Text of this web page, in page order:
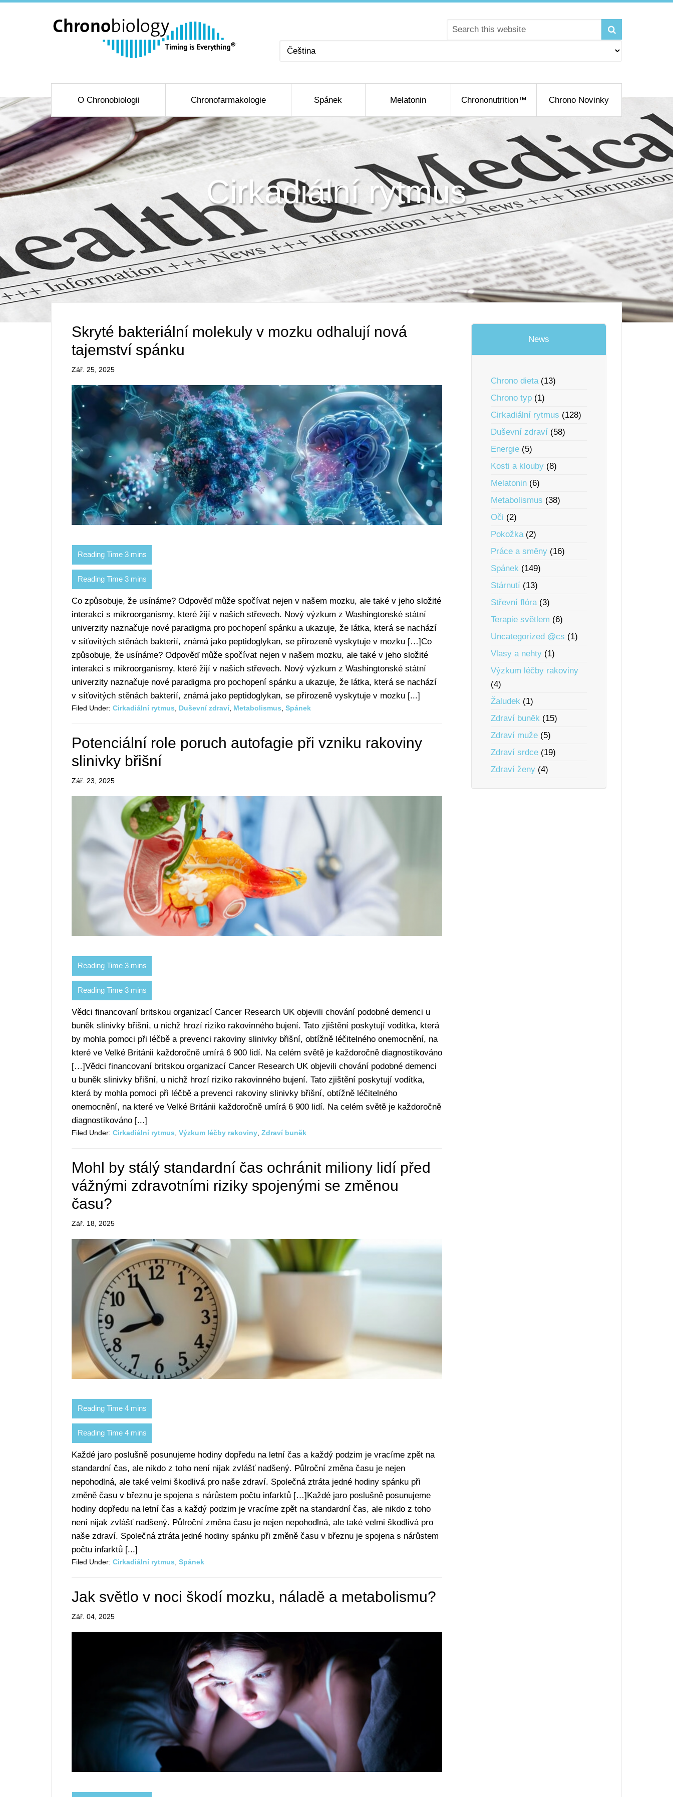
Zvolte
O Chronobiologii Chronofarmakologie Spánek Melatonin Chrononutrition™ Chrono Novinky
Cirkadiální rytmus
Skryté bakteriální molekuly v mozku odhalují nová
tajemství spánku
Zář. 25, 2025
Co způsobuje, že usínáme? Odpověď může spočívat nejen v našem mozku, ale také v jeho složité
interakci s mikroorganismy, které žijí v našich střevech. Nový výzkum z Washingtonské státní
univerzity naznačuje nové paradigma pro pochopení spánku a ukazuje, že látka, která se nachází
v síťovitých stěnách bakterií, známá jako peptidoglykan, se přirozeně vyskytuje v mozku […]Co
způsobuje, že usínáme? Odpověď může spočívat nejen v našem mozku, ale také v jeho složité
interakci s mikroorganismy, které žijí v našich střevech. Nový výzkum z Washingtonské státní
univerzity naznačuje nové paradigma pro pochopení spánku a ukazuje, že látka, která se nachází
v síťovitých stěnách bakterií, známá jako peptidoglykan, se přirozeně vyskytuje v mozku [...]
Filed Under: Cirkadiální rytmus Duševní zdraví Metabolismus Spánek
Potenciální role poruch autofagie při vzniku rakoviny
slinivky břišní
Zář. 23, 2025
Vědci financovaní britskou organizací Cancer Research UK objevili chování podobné demenci u
buněk slinivky břišní, u nichž hrozí riziko rakovinného bujení. Tato zjištění poskytují vodítka, která
by mohla pomoci při léčbě a prevenci rakoviny slinivky břišní, obtížně léčitelného onemocnění, na
které ve Velké Británii každoročně umírá 6 900 lidí. Na celém světě je každoročně diagnostikováno
[…]Vědci financovaní britskou organizací Cancer Research UK objevili chování podobné demenci
u buněk slinivky břišní, u nichž hrozí riziko rakovinného bujení. Tato zjištění poskytují vodítka,
která by mohla pomoci při léčbě a prevenci rakoviny slinivky břišní, obtížně léčitelného
onemocnění, na které ve Velké Británii každoročně umírá 6 900 lidí. Na celém světě je každoročně
diagnostikováno [...]
Filed Under: Cirkadiální rytmus Výzkum léčby rakoviny Zdraví bunĕk
Mohl by stálý standardní čas ochránit miliony lidí před
vážnými zdravotními riziky spojenými se změnou
času?
Zář. 18, 2025
Každé jaro poslušně posunujeme hodiny dopředu na letní čas a každý podzim je vracíme zpět na
standardní čas, ale nikdo z toho není nijak zvlášť nadšený. Půlroční změna času je nejen
nepohodlná, ale také velmi škodlivá pro naše zdraví. Společná ztráta jedné hodiny spánku při
změně času v březnu je spojena s nárůstem počtu infarktů […]Každé jaro poslušně posunujeme
hodiny dopředu na letní čas a každý podzim je vracíme zpět na standardní čas, ale nikdo z toho
není nijak zvlášť nadšený. Půlroční změna času je nejen nepohodlná, ale také velmi škodlivá pro
naše zdraví. Společná ztráta jedné hodiny spánku při změně času v březnu je spojena s nárůstem
počtu infarktů [...]
Filed Under: Cirkadiální rytmus Spánek
Jak světlo v noci škodí mozku, náladě a metabolismu?
Zář. 04, 2025
News
Chrono dieta(13)
Chrono typ (1)
Cirkadiální rytmus (128)
Duševní zdraví (58)
Energie (5)
Kosti a klouby (8)
Melatonin (6)
Metabolismus (38)
Oči (2)
Pokožka(2)
Práce a smĕny (16)
Spánek (149)
Stárnutí (13)
Střevní flóra(3)
Terapie svĕtlem (6)
Uncategorized @cs (1)
Vlasy a nehty (1)
Výzkum léčby rakoviny
(4)
Žaludek (1)
Zdraví bunĕk (15)
Zdraví muže (5)
Zdraví srdce (19)
Zdraví ženy (4)